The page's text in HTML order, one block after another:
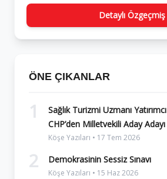
Detaylı Özgeçmiş
ÖNE ÇIKANLAR
1
Sağlık Turizmi Uzmanı
CHP’den Milletvekili Aday
Köşe Yazıları • 17 Tem 2026
2 Demokrasinin Sessiz Sınavı
Köşe Yazıları • 15 Haz 2026